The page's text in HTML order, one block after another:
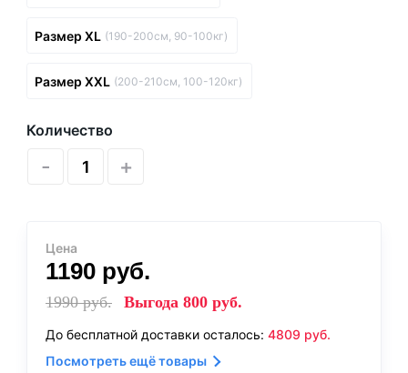
Размер XL (190-200см, 90-100кг)
Размер XXL (200-210см, 100-120кг)
Количество
- +
Цена
1190 руб.
1990руб. Выгода 800 руб.
До бесплатной доставки осталось: 4809 руб.
Посмотреть ещё товары